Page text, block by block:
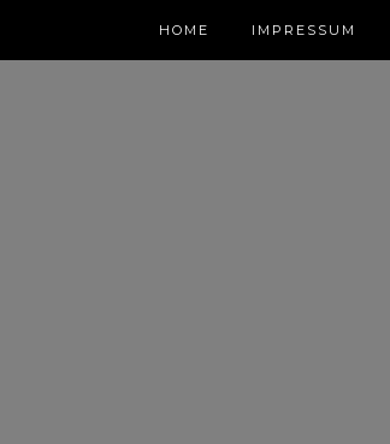
HOME IMPRESSUM